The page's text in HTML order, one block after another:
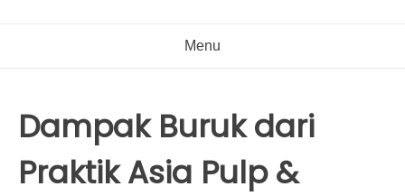
Menu
Dampak Buruk dari
Praktik Asia Pulp &